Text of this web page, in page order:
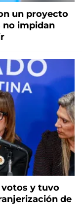
un proyecto
no impidan
votos y tuvo
de